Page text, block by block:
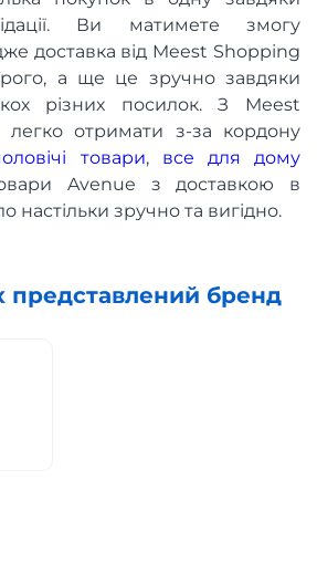
Ви матимете змогу
доставка від Meest Shopping
а ще це зручно завдяки
різних посилок. З Meest
отримати з-за кордону
товари, все для дому
Avenue з доставкою в
настільки зручно та вигідно.
представлений бренд